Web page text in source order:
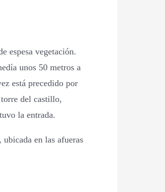
espesa vegetación.
unos 50 metros a
está precedido por
del castillo,
la entrada.
en las afueras